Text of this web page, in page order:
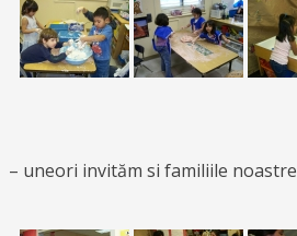
– uneori invităm si familiile noastre